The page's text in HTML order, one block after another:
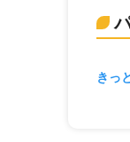
きっ